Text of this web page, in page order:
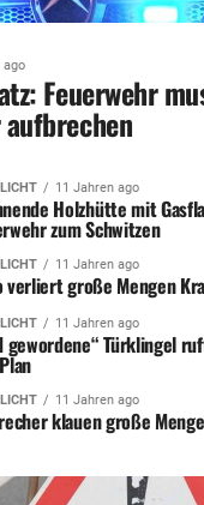
ago
Feuerwehr
11 Jahren ago
Holzhütte mit
zum Schwitzen
11 Jahren ago
verliert große Mengen
11 Jahren ago
gewordene“ Türklingel
11 Jahren ago
klauen große